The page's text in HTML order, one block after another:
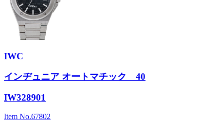
IWC
インヂュニア オートマチック 40
IW328901
Item No.67802